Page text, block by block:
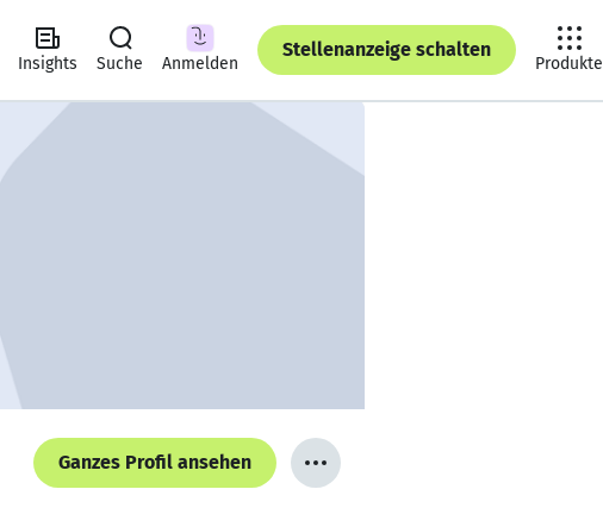
Insights Suche Anmelden
Stellenanzeige schalten
Produkte
Ganzes Profil ansehen